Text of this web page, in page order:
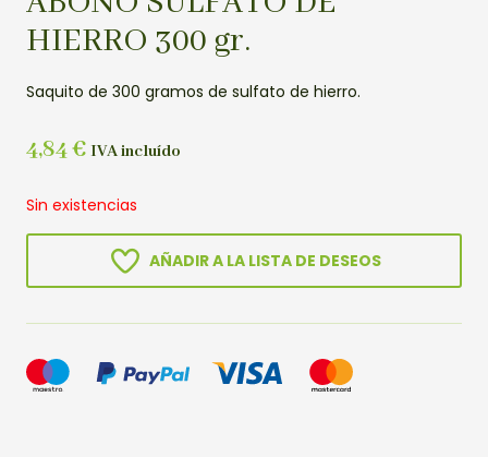
HIERRO 300 gr.
Saquito de 300 gramos de sulfato de hierro.
4,84€ IVA incluído
Sin existencias
AÑADIR A LA LISTA DE DESEOS